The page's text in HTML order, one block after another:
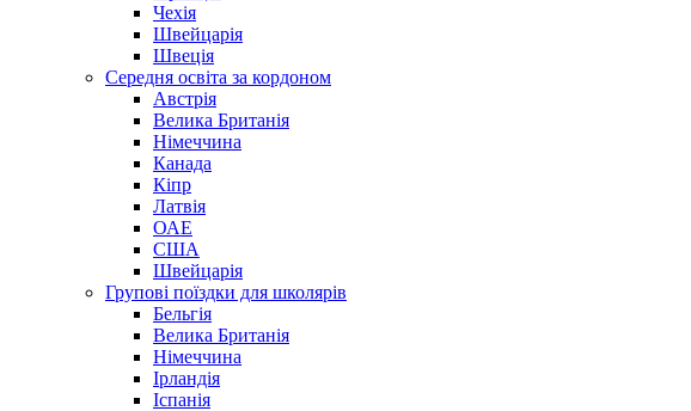
Чехія
Швейцарія
Швеція
Середня освіта за кордоном
Австрія
Велика Британія
Німеччина
Канада
Кіпр
Латвія
ОАЕ
США
Швейцарія
Групові поїздки для школярів
Бельгія
Велика Британія
Німеччина
Ірландія
Іспанія